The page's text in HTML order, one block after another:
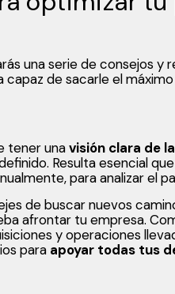
una serie de consejos y
de sacarle el
tener unavisión clara de
Resulta esencial
para analizar el
de buscar nuevos
afrontar tu empresa.
y operaciones
para apoyar todas tus